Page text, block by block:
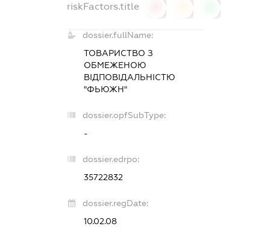
riskFactors.title
dossier.fullName:
ТОВАРИСТВО З
ОБМЕЖЕНОЮ
ВІДПОВІДАЛЬНІСТЮ
"ФЬЮЖН"
dossier.opfSubType:
-
dossier.edrpo:
35722832
dossier.regDate:
10.02.08